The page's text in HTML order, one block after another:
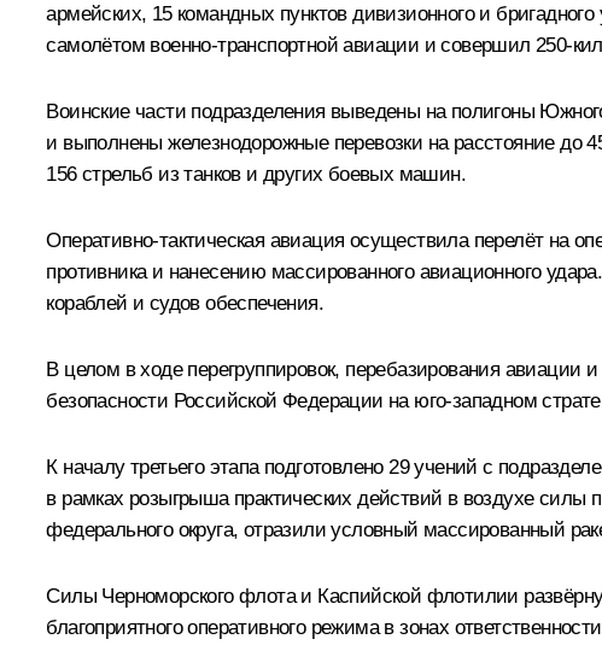
армейских, 15 командных пунктов дивизионного и
самолётом военно-транспортной авиации и совершил
Воинские части подразделения выведены на полигоны
и выполнены железнодорожные перевозки на расстояние до
156 стрельб из танков и других боевых машин.
Оперативно-тактическая авиация осуществила перелёт на
противника и нанесению массированного авиационного
кораблей и судов обеспечения.
В целом в ходе перегруппировок, перебазирования авиации
безопасности Российской Федерации на юго-западном
К началу третьего этапа подготовлено 29 учений с
в рамках розыгрыша практических действий в воздухе
федерального округа, отразили условный массированный
Силы Черноморского флота и Каспийской флотилии
благоприятного оперативного режима в зонах